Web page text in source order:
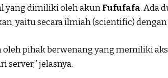
yang dimiliki oleh akunFufufafa. Ada
yaitu secara ilmiah (scientific)
oleh pihak berwenang yang memiliki
server,” jelasnya.